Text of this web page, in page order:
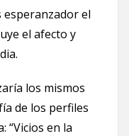
esperanzador el
el afecto y
los mismos
de los perfiles
“Vicios en la